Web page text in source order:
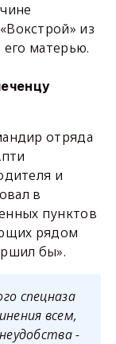
из
его матерью.
отряда
и
в
пунктов
рядом
бы».
спецназа
всем,
-